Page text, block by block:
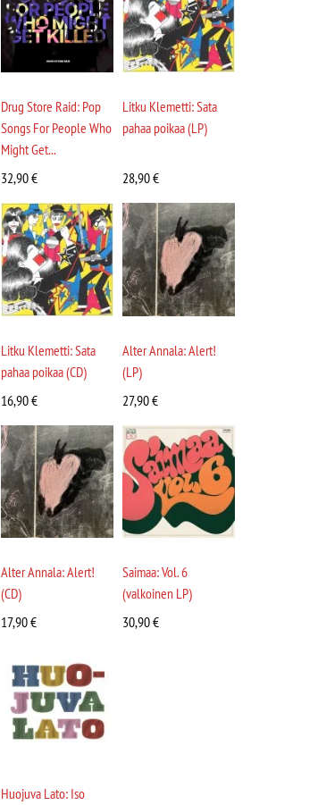
Drug Store Raid: Pop
Songs For People Who
Might Get...
32,90€
Litku Klemetti: Sata
pahaa poikaa (LP)
28,90€
Litku Klemetti: Sata
pahaa poikaa (CD)
16,90€
Alter Annala: Alert!
(LP)
27,90€
Alter Annala: Alert!
(CD)
17,90€
Saimaa: Vol. 6
(valkoinen LP)
30,90€
Huojuva Lato: Iso